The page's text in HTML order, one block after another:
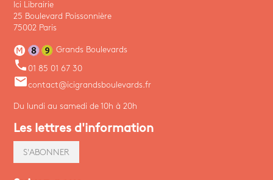
Ici Librairie
25 Boulevard Poissonnière
75002 Paris
Grands Boulevards
phone 01 85 01 67 30
emailcontact@icigrandsboulevards.fr
Du lundi au samedi de 10h à 20h
Les lettres d'information
S'ABONNER